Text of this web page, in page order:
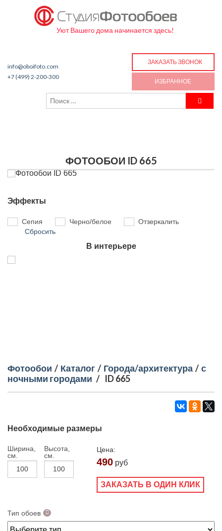
Уют Вашего дома начинается здесь!
info@oboifoto.com
+7 (499) 2-200-300
ЗАКАЗАТЬ ЗВОНОК
ИЗБРАННОЕ
ФОТООБОИ ID 665
Эффекты
Сепия Черно/белое
Отзеркалить
Сбросить
В интерьере
Фотообои / Каталог / Города/архитектура / с
ночными городами / ID 665
Необходимые размеры
Ширина,
см.
Высота,
см.
Цена:
490 руб
ЗАКАЗАТЬ В ОДИН КЛИК
Тип обоев